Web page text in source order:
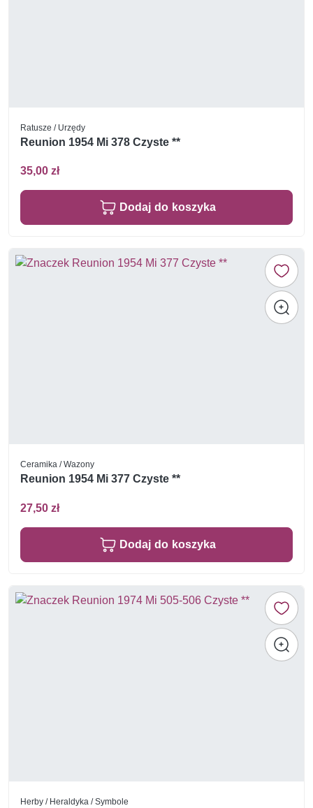
Ratusze / Urzędy
Reunion 1954 Mi 378 Czyste **
35,00 zł
Dodaj do koszyka
Ceramika / Wazony
Reunion 1954 Mi 377 Czyste **
27,50 zł
Dodaj do koszyka
Herby / Heraldyka / Symbole